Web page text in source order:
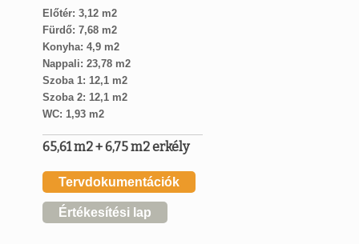
Előtér: 3,12 m2
Fürdő: 7,68 m2
Konyha: 4,9 m2
Nappali: 23,78 m2
Szoba 1: 12,1 m2
Szoba 2: 12,1 m2
WC: 1,93 m2
65,61 m2 + 6,75 m2 erkély
Tervdokumentációk
Értékesítési lap